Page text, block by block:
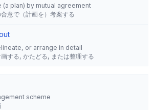
(a plan) by mutual agreement
意で（計画を）考案する
or arrange in detail
する, かたどる, または整理する
scheme